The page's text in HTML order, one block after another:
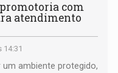
promotoria com
atendimento
14:31
ambiente protegido,